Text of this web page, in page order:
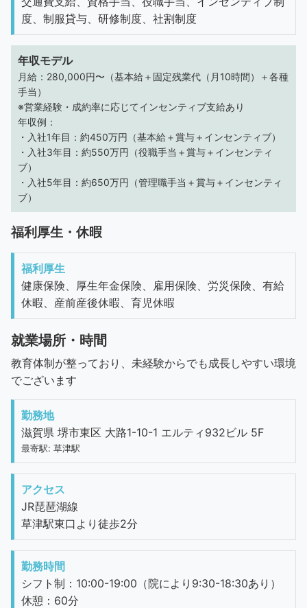
度、制服貸与、研修制度、社割制度
年収モデル
月給：280,000円〜（基本給＋固定残業代（月10時間）＋各種
手当）
※営業経験・成約率に応じてインセンティブ支給あり
年収例：
・入社1年目：約450万円（基本給＋賞与＋インセンティブ）
・入社3年目：約550万円（役職手当＋賞与＋インセンティ
ブ）
・入社5年目：約650万円（管理職手当＋賞与＋インセンティ
ブ）
福利厚生・休暇
福利厚生
健康保険、厚生年金保険、雇用保険、労災保険、有給
休暇、産前産後休暇、育児休暇
就業場所・時間
教育体制が整っており、未経験からでも成長しやすい環境
でございます
勤務地
滋賀県 堺市東区 大路1-10-1 エルティ932ビル 5F
最寄駅: 草津駅
アクセス
JR琵琶湖線
草津駅東口より徒歩2分
勤務時間
シフト制：10:00-19:00（院により9:30-18:30あり）
休憩：60分